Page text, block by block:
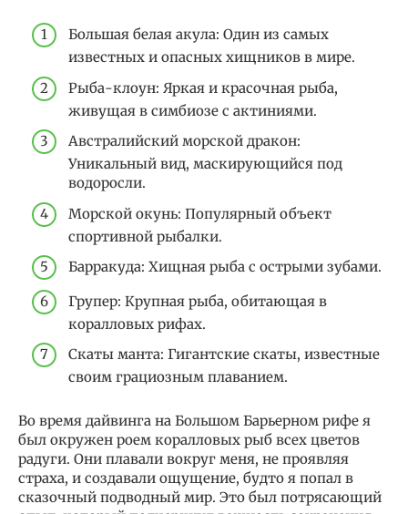
Большая белая акула: Один из самых
известных и опасных хищников в мире.
Рыба-клоун: Яркая и красочная рыба,
живущая в симбиозе с актиниями.
Австралийский морской дракон:
Уникальный вид, маскирующийся под
водоросли.
Морской окунь: Популярный объект
спортивной рыбалки.
Барракуда: Хищная рыба с острыми зубами.
Групер: Крупная рыба, обитающая в
коралловых рифах.
Скаты манта: Гигантские скаты, известные
своим грациозным плаванием.
Во время дайвинга на Большом Барьерном рифе я
был окружен роем коралловых рыб всех цветов
радуги. Они плавали вокруг меня, не проявляя
страха, и создавали ощущение, будто я попал в
сказочный подводный мир. Это был потрясающий